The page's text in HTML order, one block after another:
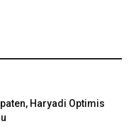
2021
Haryadi Optimis